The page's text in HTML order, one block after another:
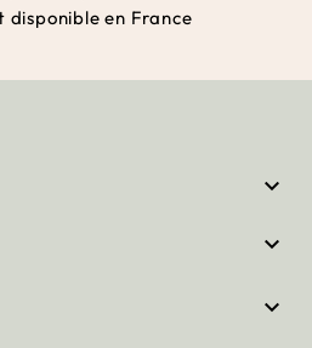
disponible en France


